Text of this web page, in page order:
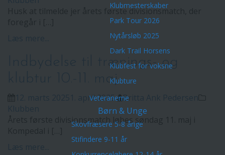
Klubmesterskaber
Park Tour 2026
Nytårsløb 2025
Dark Trail Horsens
Klubfest for voksne
Klubture
Veteranerne
Børn & Unge
Skovfræsere 5-8 årige
Stifindere 9-11 år
Husk at tilmelde jer årets første divisionsmatch, der
Indbydelse til trænings- og
klubtur 10.-11. maj
1. april 2025
Britta Ank Pedersen
Årets første divisionsmatch løbes søndag 11. maj i